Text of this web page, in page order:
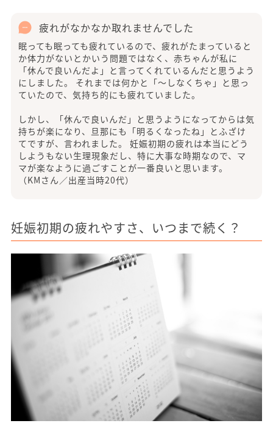
疲れがなかなか取れませんでした
眠っても眠っても疲れているので、疲れがたまっていると
か体力がないとかいう問題ではなく、赤ちゃんが私に
「休んで良いんだよ」と言ってくれているんだと思うよう
にしました。 それまでは何かと「～しなくちゃ」と思っ
ていたので、気持ち的にも疲れていました。
しかし、「休んで良いんだ」と思うようになってからは気
持ちが楽になり、旦那にも「明るくなったね」とふざけ
てですが、言われました。 妊娠初期の疲れは本当にどう
しようもない生理現象だし、特に大事な時期なので、マ
マが楽なように過ごすことが一番良いと思います。
（KMさん／出産当時20代）
妊娠初期の疲れやすさ、いつまで続く？